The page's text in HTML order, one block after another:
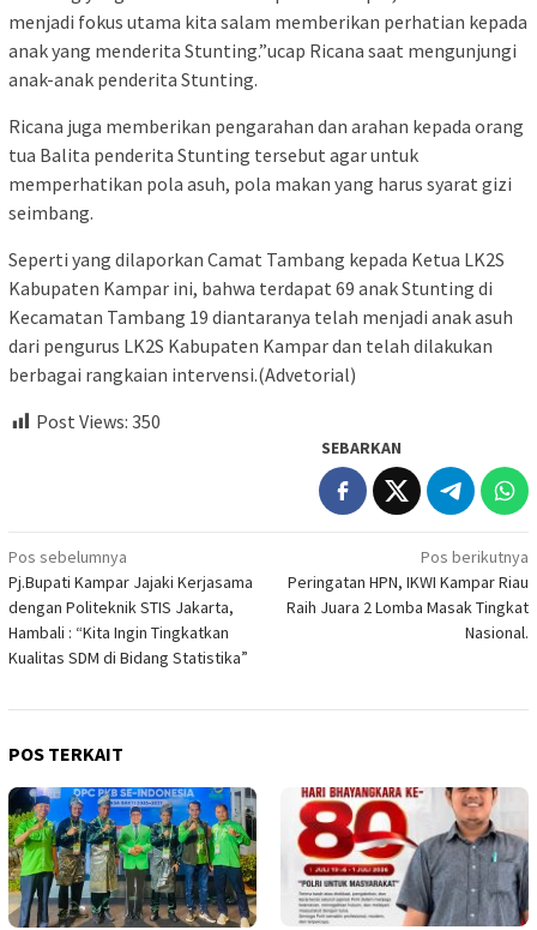
menjadi fokus utama kita salam memberikan perhatian kepada
anak yang menderita Stunting.”ucap Ricana saat mengunjungi
anak-anak penderita Stunting.
Ricana juga memberikan pengarahan dan arahan kepada orang
tua Balita penderita Stunting tersebut agar untuk
memperhatikan pola asuh, pola makan yang harus syarat gizi
seimbang.
Seperti yang dilaporkan Camat Tambang kepada Ketua LK2S
Kabupaten Kampar ini, bahwa terdapat 69 anak Stunting di
Kecamatan Tambang 19 diantaranya telah menjadi anak asuh
dari pengurus LK2S Kabupaten Kampar dan telah dilakukan
berbagai rangkaian intervensi.(Advetorial)
Post Views: 350
SEBARKAN
Navigasi
pos
Pos sebelumnya
Pj.Bupati Kampar Jajaki Kerjasama
dengan Politeknik STIS Jakarta,
Hambali : “Kita Ingin Tingkatkan
Kualitas SDM di Bidang Statistika”
Pos berikutnya
Peringatan HPN, IKWI Kampar Riau
Raih Juara 2 Lomba Masak Tingkat
Nasional.
POS TERKAIT